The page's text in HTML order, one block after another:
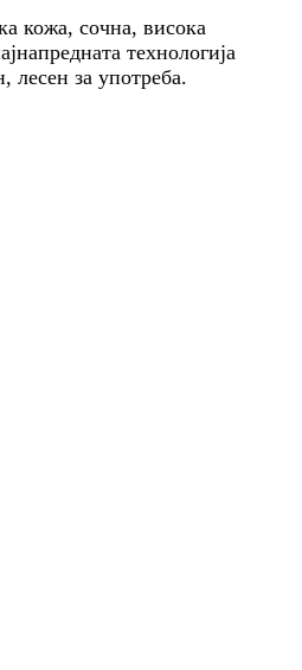
кожа, сочна, висока
технологија
лесен за употреба.